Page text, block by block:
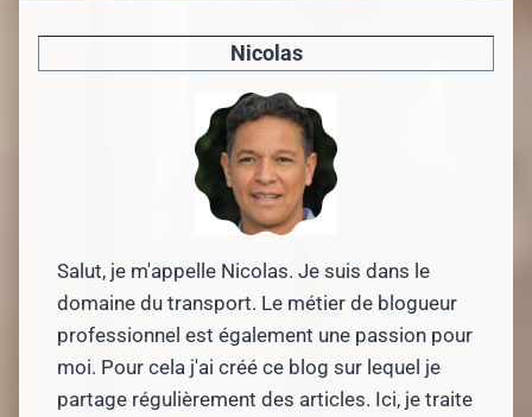
Nicolas
Salut, je m'appelle Nicolas. Je suis dans le
domaine du transport. Le métier de blogueur
professionnel est également une passion pour
moi. Pour cela j'ai créé ce blog sur lequel je
partage régulièrement des articles. Ici, je traite